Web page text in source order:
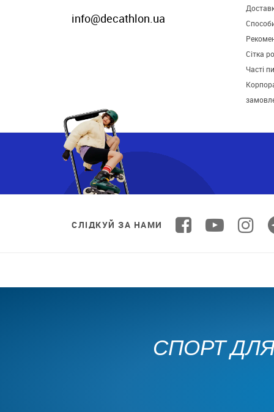
info@decathlon.ua
Сітка
Часті
СЛІДКУЙ ЗА НАМИ
СПОРТ